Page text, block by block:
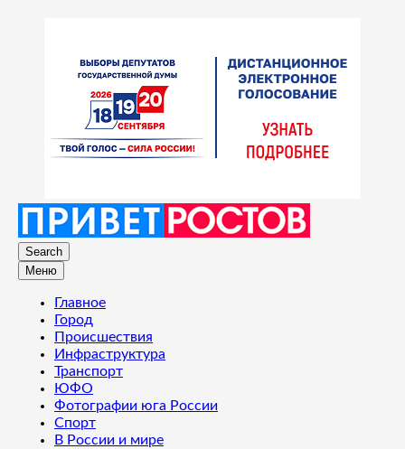
Search
Меню
Главное
Город
Происшествия
Инфраструктура
Транспорт
ЮФО
Фотографии юга России
Спорт
В России и мире